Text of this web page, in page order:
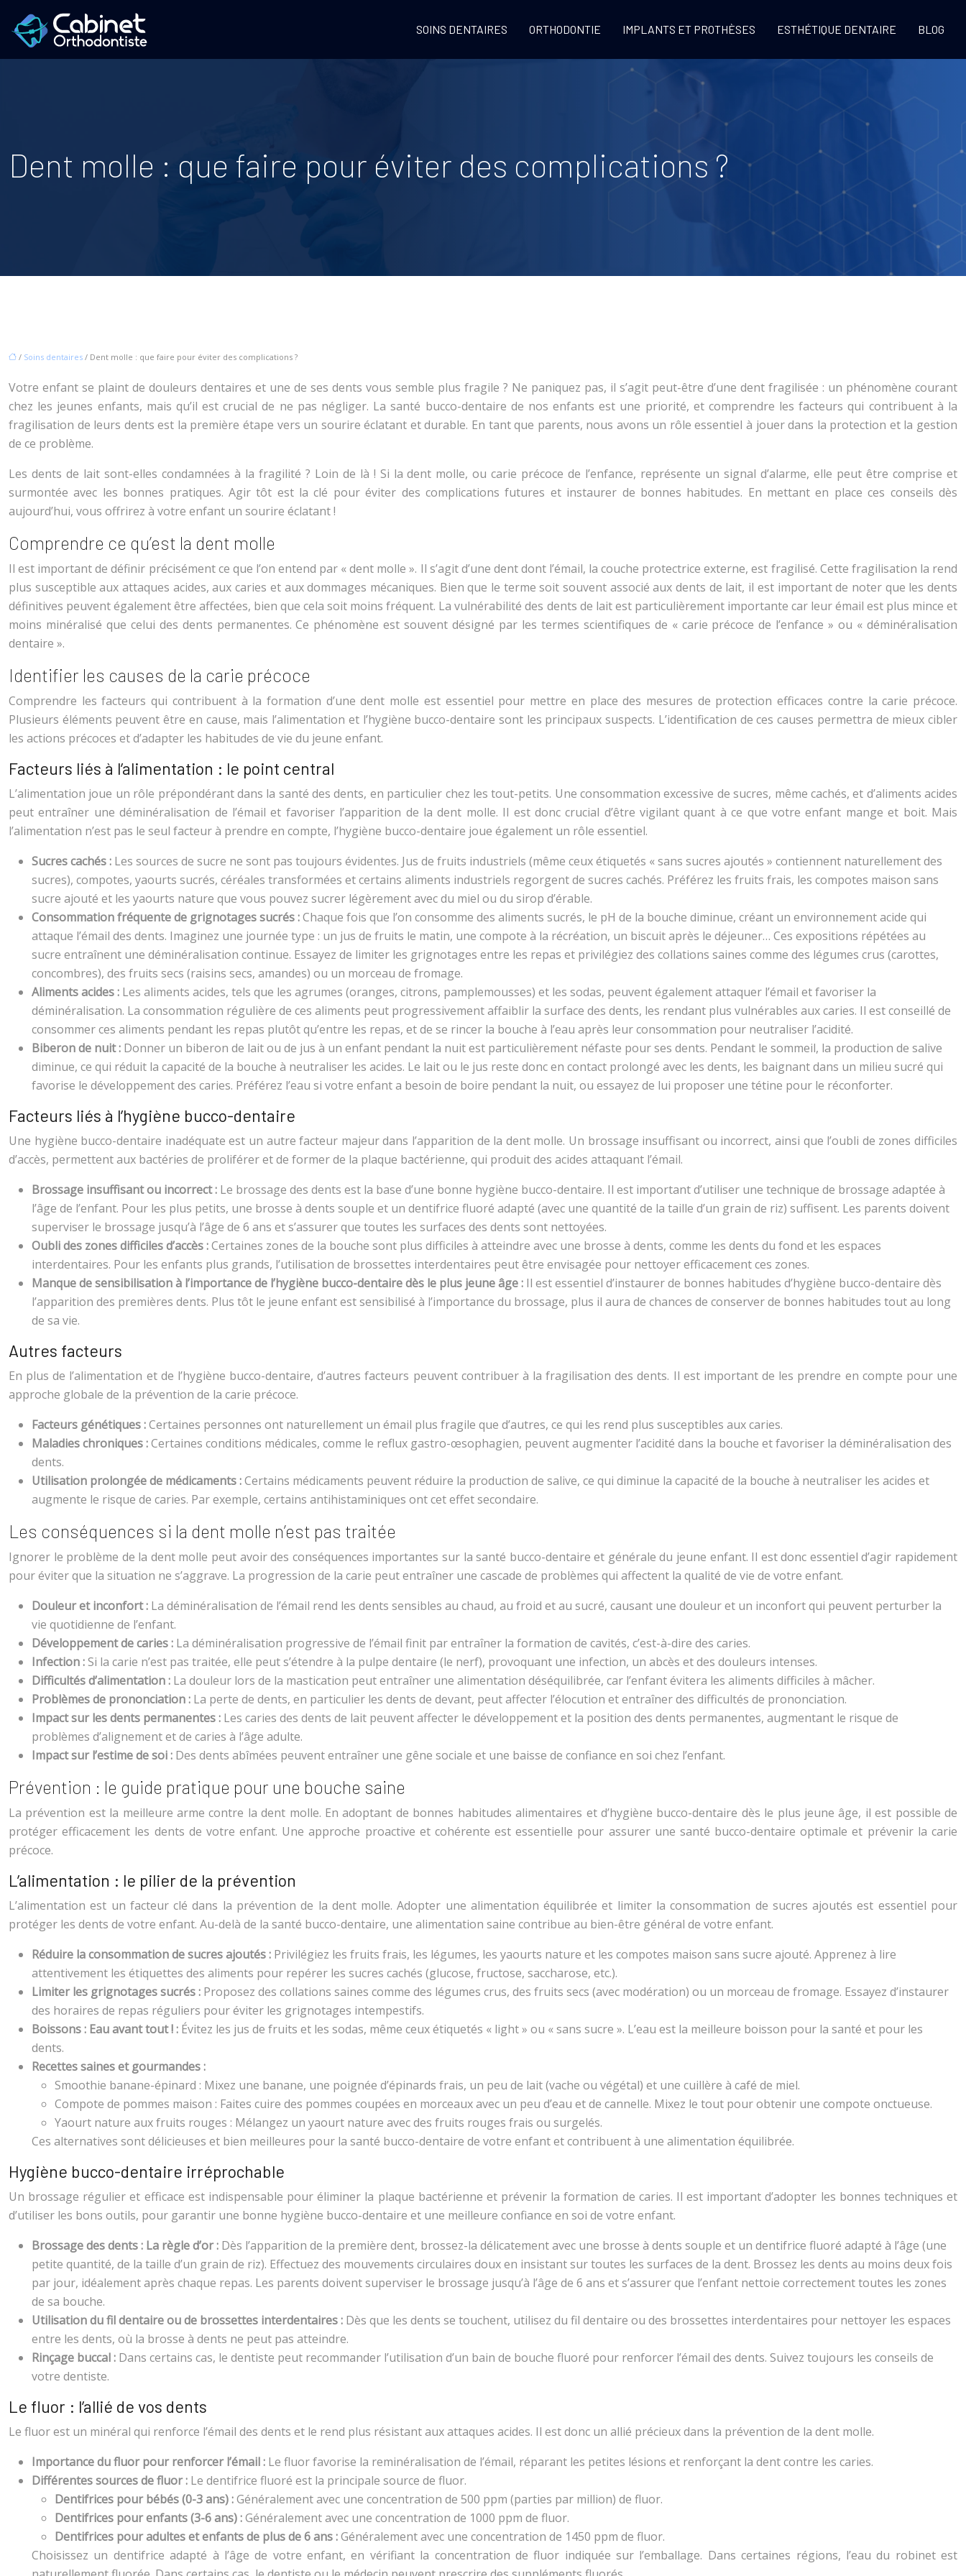
SOINS DENTAIRES ORTHODONTIE IMPLANTS ET PROTHÈSES ESTHÉTIQUE DENTAIRE BLOG
Dent molle : que faire pour éviter des complications ?
/ Soins dentaires / Dent molle : que faire pour éviter des complications ?
Votre enfant se plaint de douleurs dentaires et une de ses dents vous semble plus fragile ? Ne paniquez pas, il s’agit peut-être d’une dent fragilisée : un phénomène courant
chez les jeunes enfants, mais qu’il est crucial de ne pas négliger. La santé bucco-dentaire de nos enfants est une priorité, et comprendre les facteurs qui contribuent à la
fragilisation de leurs dents est la première étape vers un sourire éclatant et durable. En tant que parents, nous avons un rôle essentiel à jouer dans la protection et la gestion
de ce problème.
Les dents de lait sont-elles condamnées à la fragilité ? Loin de là ! Si la dent molle, ou carie précoce de l’enfance, représente un signal d’alarme, elle peut être comprise et
surmontée avec les bonnes pratiques. Agir tôt est la clé pour éviter des complications futures et instaurer de bonnes habitudes. En mettant en place ces conseils dès
aujourd’hui, vous offrirez à votre enfant un sourire éclatant !
Comprendre ce qu’est la dent molle
Il est important de définir précisément ce que l’on entend par « dent molle ». Il s’agit d’une dent dont l’émail, la couche protectrice externe, est fragilisé. Cette fragilisation la rend
plus susceptible aux attaques acides, aux caries et aux dommages mécaniques. Bien que le terme soit souvent associé aux dents de lait, il est important de noter que les dents
définitives peuvent également être affectées, bien que cela soit moins fréquent. La vulnérabilité des dents de lait est particulièrement importante car leur émail est plus mince et
moins minéralisé que celui des dents permanentes. Ce phénomène est souvent désigné par les termes scientifiques de « carie précoce de l’enfance » ou « déminéralisation
dentaire ».
Identifier les causes de la carie précoce
Comprendre les facteurs qui contribuent à la formation d’une dent molle est essentiel pour mettre en place des mesures de protection efficaces contre la carie précoce.
Plusieurs éléments peuvent être en cause, mais l’alimentation et l’hygiène bucco-dentaire sont les principaux suspects. L’identification de ces causes permettra de mieux cibler
les actions précoces et d’adapter les habitudes de vie du jeune enfant.
Facteurs liés à l’alimentation : le point central
L’alimentation joue un rôle prépondérant dans la santé des dents, en particulier chez les tout-petits. Une consommation excessive de sucres, même cachés, et d’aliments acides
peut entraîner une déminéralisation de l’émail et favoriser l’apparition de la dent molle. Il est donc crucial d’être vigilant quant à ce que votre enfant mange et boit. Mais
l’alimentation n’est pas le seul facteur à prendre en compte, l’hygiène bucco-dentaire joue également un rôle essentiel.
Sucres cachés : Les sources de sucre ne sont pas toujours évidentes. Jus de fruits industriels (même ceux étiquetés « sans sucres ajoutés » contiennent naturellement des
sucres), compotes, yaourts sucrés, céréales transformées et certains aliments industriels regorgent de sucres cachés. Préférez les fruits frais, les compotes maison sans
sucre ajouté et les yaourts nature que vous pouvez sucrer légèrement avec du miel ou du sirop d’érable.
Consommation fréquente de grignotages sucrés :Chaque fois que l’on consomme des aliments sucrés, le pH de la bouche diminue, créant un environnement acide qui
attaque l’émail des dents. Imaginez une journée type : un jus de fruits le matin, une compote à la récréation, un biscuit après le déjeuner… Ces expositions répétées au
sucre entraînent une déminéralisation continue. Essayez de limiter les grignotages entre les repas et privilégiez des collations saines comme des légumes crus (carottes,
concombres), des fruits secs (raisins secs, amandes) ou un morceau de fromage.
Aliments acides : Les aliments acides, tels que les agrumes (oranges, citrons, pamplemousses) et les sodas, peuvent également attaquer l’émail et favoriser la
déminéralisation. La consommation régulière de ces aliments peut progressivement affaiblir la surface des dents, les rendant plus vulnérables aux caries. Il est conseillé de
consommer ces aliments pendant les repas plutôt qu’entre les repas, et de se rincer la bouche à l’eau après leur consommation pour neutraliser l’acidité.
Biberon de nuit : Donner un biberon de lait ou de jus à un enfant pendant la nuit est particulièrement néfaste pour ses dents. Pendant le sommeil, la production de salive
diminue, ce qui réduit la capacité de la bouche à neutraliser les acides. Le lait ou le jus reste donc en contact prolongé avec les dents, les baignant dans un milieu sucré qui
favorise le développement des caries. Préférez l’eau si votre enfant a besoin de boire pendant la nuit, ou essayez de lui proposer une tétine pour le réconforter.
Facteurs liés à l’hygiène bucco-dentaire
Une hygiène bucco-dentaire inadéquate est un autre facteur majeur dans l’apparition de la dent molle. Un brossage insuffisant ou incorrect, ainsi que l’oubli de zones difficiles
d’accès, permettent aux bactéries de proliférer et de former de la plaque bactérienne, qui produit des acides attaquant l’émail.
Brossage insuffisant ou incorrect : Le brossage des dents est la base d’une bonne hygiène bucco-dentaire. Il est important d’utiliser une technique de brossage adaptée à
l’âge de l’enfant. Pour les plus petits, une brosse à dents souple et un dentifrice fluoré adapté (avec une quantité de la taille d’un grain de riz) suffisent. Les parents doivent
superviser le brossage jusqu’à l’âge de 6 ans et s’assurer que toutes les surfaces des dents sont nettoyées.
Oubli des zones difficiles d’accès :Certaines zones de la bouche sont plus difficiles à atteindre avec une brosse à dents, comme les dents du fond et les espaces
interdentaires. Pour les enfants plus grands, l’utilisation de brossettes interdentaires peut être envisagée pour nettoyer efficacement ces zones.
Manque de sensibilisation à l’importance de l’hygiène bucco-dentaire dès le plus jeune âge : Il est essentiel d’instaurer de bonnes habitudes d’hygiène bucco-dentaire dès
l’apparition des premières dents. Plus tôt le jeune enfant est sensibilisé à l’importance du brossage, plus il aura de chances de conserver de bonnes habitudes tout au long
de sa vie.
Autres facteurs
En plus de l’alimentation et de l’hygiène bucco-dentaire, d’autres facteurs peuvent contribuer à la fragilisation des dents. Il est important de les prendre en compte pour une
approche globale de la prévention de la carie précoce.
Facteurs génétiques :Certaines personnes ont naturellement un émail plus fragile que d’autres, ce qui les rend plus susceptibles aux caries.
Maladies chroniques :Certaines conditions médicales, comme le reflux gastro-œsophagien, peuvent augmenter l’acidité dans la bouche et favoriser la déminéralisation des
dents.
Utilisation prolongée de médicaments :Certains médicaments peuvent réduire la production de salive, ce qui diminue la capacité de la bouche à neutraliser les acides et
augmente le risque de caries. Par exemple, certains antihistaminiques ont cet effet secondaire.
Les conséquences si la dent molle n’est pas traitée
Ignorer le problème de la dent molle peut avoir des conséquences importantes sur la santé bucco-dentaire et générale du jeune enfant. Il est donc essentiel d’agir rapidement
pour éviter que la situation ne s’aggrave. La progression de la carie peut entraîner une cascade de problèmes qui affectent la qualité de vie de votre enfant.
Douleur et inconfort : La déminéralisation de l’émail rend les dents sensibles au chaud, au froid et au sucré, causant une douleur et un inconfort qui peuvent perturber la
vie quotidienne de l’enfant.
Développement de caries : La déminéralisation progressive de l’émail finit par entraîner la formation de cavités, c’est-à-dire des caries.
Infection : Si la carie n’est pas traitée, elle peut s’étendre à la pulpe dentaire (le nerf), provoquant une infection, un abcès et des douleurs intenses.
Difficultés d’alimentation : La douleur lors de la mastication peut entraîner une alimentation déséquilibrée, car l’enfant évitera les aliments difficiles à mâcher.
Problèmes de prononciation : La perte de dents, en particulier les dents de devant, peut affecter l’élocution et entraîner des difficultés de prononciation.
Impact sur les dents permanentes : Les caries des dents de lait peuvent affecter le développement et la position des dents permanentes, augmentant le risque de
problèmes d’alignement et de caries à l’âge adulte.
Impact sur l’estime de soi : Des dents abîmées peuvent entraîner une gêne sociale et une baisse de confiance en soi chez l’enfant.
Prévention : le guide pratique pour une bouche saine
La prévention est la meilleure arme contre la dent molle. En adoptant de bonnes habitudes alimentaires et d’hygiène bucco-dentaire dès le plus jeune âge, il est possible de
protéger efficacement les dents de votre enfant. Une approche proactive et cohérente est essentielle pour assurer une santé bucco-dentaire optimale et prévenir la carie
précoce.
L’alimentation : le pilier de la prévention
L’alimentation est un facteur clé dans la prévention de la dent molle. Adopter une alimentation équilibrée et limiter la consommation de sucres ajoutés est essentiel pour
protéger les dents de votre enfant. Au-delà de la santé bucco-dentaire, une alimentation saine contribue au bien-être général de votre enfant.
Réduire la consommation de sucres ajoutés : Privilégiez les fruits frais, les légumes, les yaourts nature et les compotes maison sans sucre ajouté. Apprenez à lire
attentivement les étiquettes des aliments pour repérer les sucres cachés (glucose, fructose, saccharose, etc.).
Limiter les grignotages sucrés : Proposez des collations saines comme des légumes crus, des fruits secs (avec modération) ou un morceau de fromage. Essayez d’instaurer
des horaires de repas réguliers pour éviter les grignotages intempestifs.
Boissons : Eau avant tout ! : Évitez les jus de fruits et les sodas, même ceux étiquetés « light » ou « sans sucre ». L’eau est la meilleure boisson pour la santé et pour les
dents.
Recettes saines et gourmandes :
Smoothie banane-épinard : Mixez une banane, une poignée d’épinards frais, un peu de lait (vache ou végétal) et une cuillère à café de miel.
Compote de pommes maison : Faites cuire des pommes coupées en morceaux avec un peu d’eau et de cannelle. Mixez le tout pour obtenir une compote onctueuse.
Yaourt nature aux fruits rouges : Mélangez un yaourt nature avec des fruits rouges frais ou surgelés.
Ces alternatives sont délicieuses et bien meilleures pour la santé bucco-dentaire de votre enfant et contribuent à une alimentation équilibrée.
Hygiène bucco-dentaire irréprochable
Un brossage régulier et efficace est indispensable pour éliminer la plaque bactérienne et prévenir la formation de caries. Il est important d’adopter les bonnes techniques et
d’utiliser les bons outils, pour garantir une bonne hygiène bucco-dentaire et une meilleure confiance en soi de votre enfant.
Brossage des dents : La règle d’or : Dès l’apparition de la première dent, brossez-la délicatement avec une brosse à dents souple et un dentifrice fluoré adapté à l’âge (une
petite quantité, de la taille d’un grain de riz). Effectuez des mouvements circulaires doux en insistant sur toutes les surfaces de la dent. Brossez les dents au moins deux fois
par jour, idéalement après chaque repas. Les parents doivent superviser le brossage jusqu’à l’âge de 6 ans et s’assurer que l’enfant nettoie correctement toutes les zones
de sa bouche.
Utilisation du fil dentaire ou de brossettes interdentaires : Dès que les dents se touchent, utilisez du fil dentaire ou des brossettes interdentaires pour nettoyer les espaces
entre les dents, où la brosse à dents ne peut pas atteindre.
Rinçage buccal : Dans certains cas, le dentiste peut recommander l’utilisation d’un bain de bouche fluoré pour renforcer l’émail des dents. Suivez toujours les conseils de
votre dentiste.
Le fluor : l’allié de vos dents
Le fluor est un minéral qui renforce l’émail des dents et le rend plus résistant aux attaques acides. Il est donc un allié précieux dans la prévention de la dent molle.
Importance du fluor pour renforcer l’émail : Le fluor favorise la reminéralisation de l’émail, réparant les petites lésions et renforçant la dent contre les caries.
Différentes sources de fluor : Le dentifrice fluoré est la principale source de fluor.
Dentifrices pour bébés (0-3 ans) :Généralement avec une concentration de 500 ppm (parties par million) de fluor.
Dentifrices pour enfants (3-6 ans) :Généralement avec une concentration de 1000 ppm de fluor.
Dentifrices pour adultes et enfants de plus de 6 ans :Généralement avec une concentration de 1450 ppm de fluor.
Choisissez un dentifrice adapté à l’âge de votre enfant, en vérifiant la concentration de fluor indiquée sur l’emballage. Dans certaines régions, l’eau du robinet est